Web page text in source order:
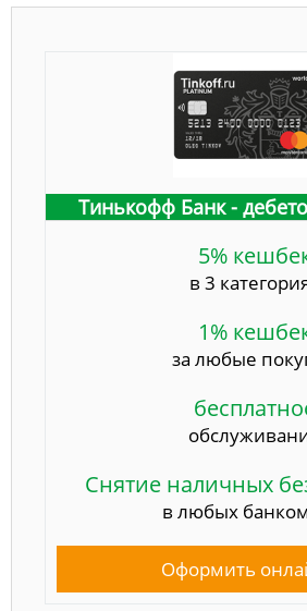
Тинькофф Банк -
5%
в 3
1%
за любые
Снятие наличных
в любых
Оформить